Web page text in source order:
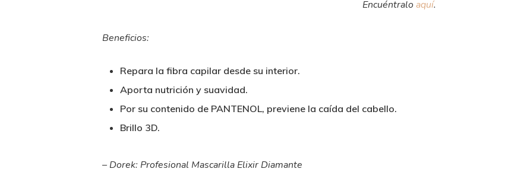
Encuéntraloaquí.
Beneficios:
Repara la fibra capilar desde su interior.
Aporta nutrición y suavidad.
Por su contenido de PANTENOL, previene la caída del cabello.
Brillo 3D.
– Dorek: Profesional Mascarilla Elixir Diamante